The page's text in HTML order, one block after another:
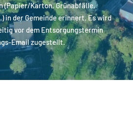
(Papier/Karton, Grünabfälle,
in der Gemeinde erinnert. Es wird
vor dem Entsorgungstermin
Email zugestellt.